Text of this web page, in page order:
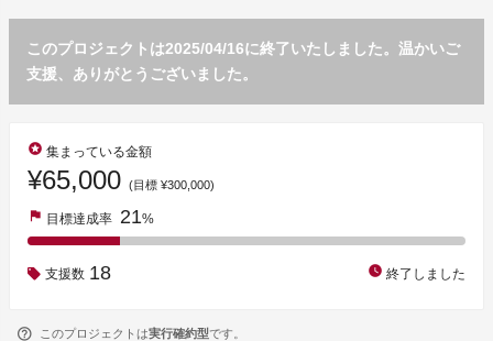
このプロジェクトは2025/04/16に終了いたしました。温かいご
支援、ありがとうございました。
stars 集まっている金額
¥65,000 (目標 ¥300,000)
flag 目標達成率 21%
支援数 18 watch_later 終了しました
このプロジェクトは実行確約型です。